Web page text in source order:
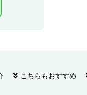
こちらもおすすめ